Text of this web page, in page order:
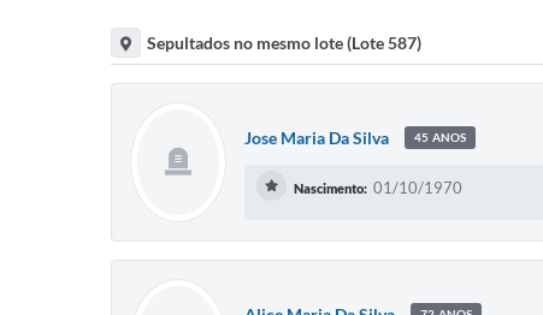
Sepultados no mesmo lote (Lote 587)
Jose Maria Da Silva 45 ANOS
Nascimento: 01/10/1970